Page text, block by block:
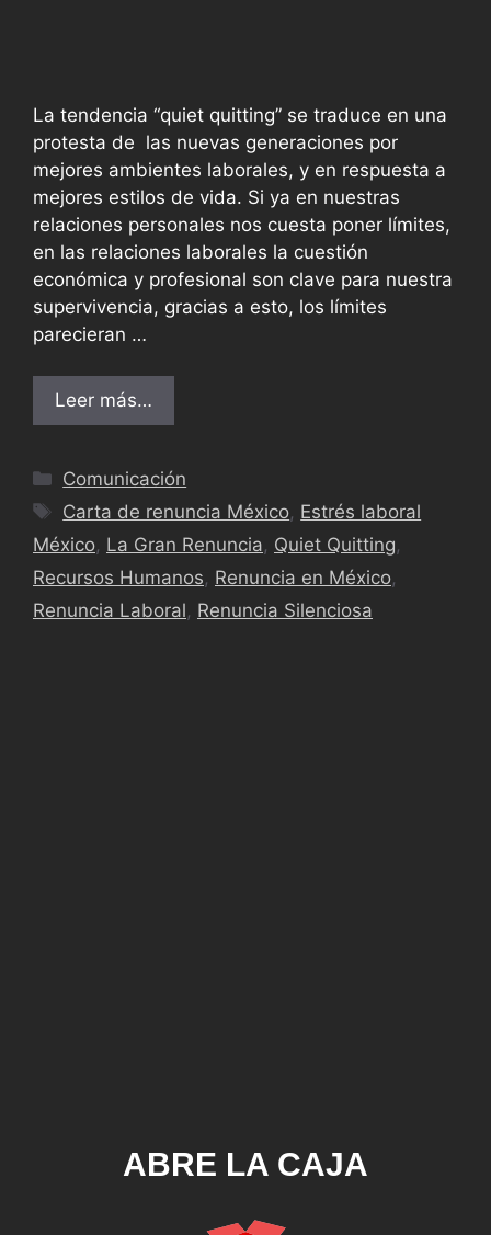
La tendencia “quiet quitting” se traduce en una
protesta de las nuevas generaciones por
mejores ambientes laborales, y en respuesta a
mejores estilos de vida. Si ya en nuestras
relaciones personales nos cuesta poner límites,
en las relaciones laborales la cuestión
económica y profesional son clave para nuestra
supervivencia, gracias a esto, los límites
parecieran …
Leer más…
Comunicación
Carta de renuncia México, Estrés laboral
México, La Gran Renuncia, Quiet Quitting,
Recursos Humanos, Renuncia en México,
Renuncia Laboral, Renuncia Silenciosa
ABRE LA CAJA